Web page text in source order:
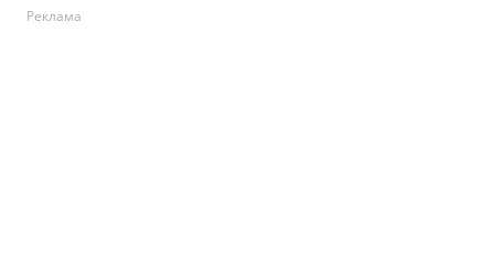
Реклама